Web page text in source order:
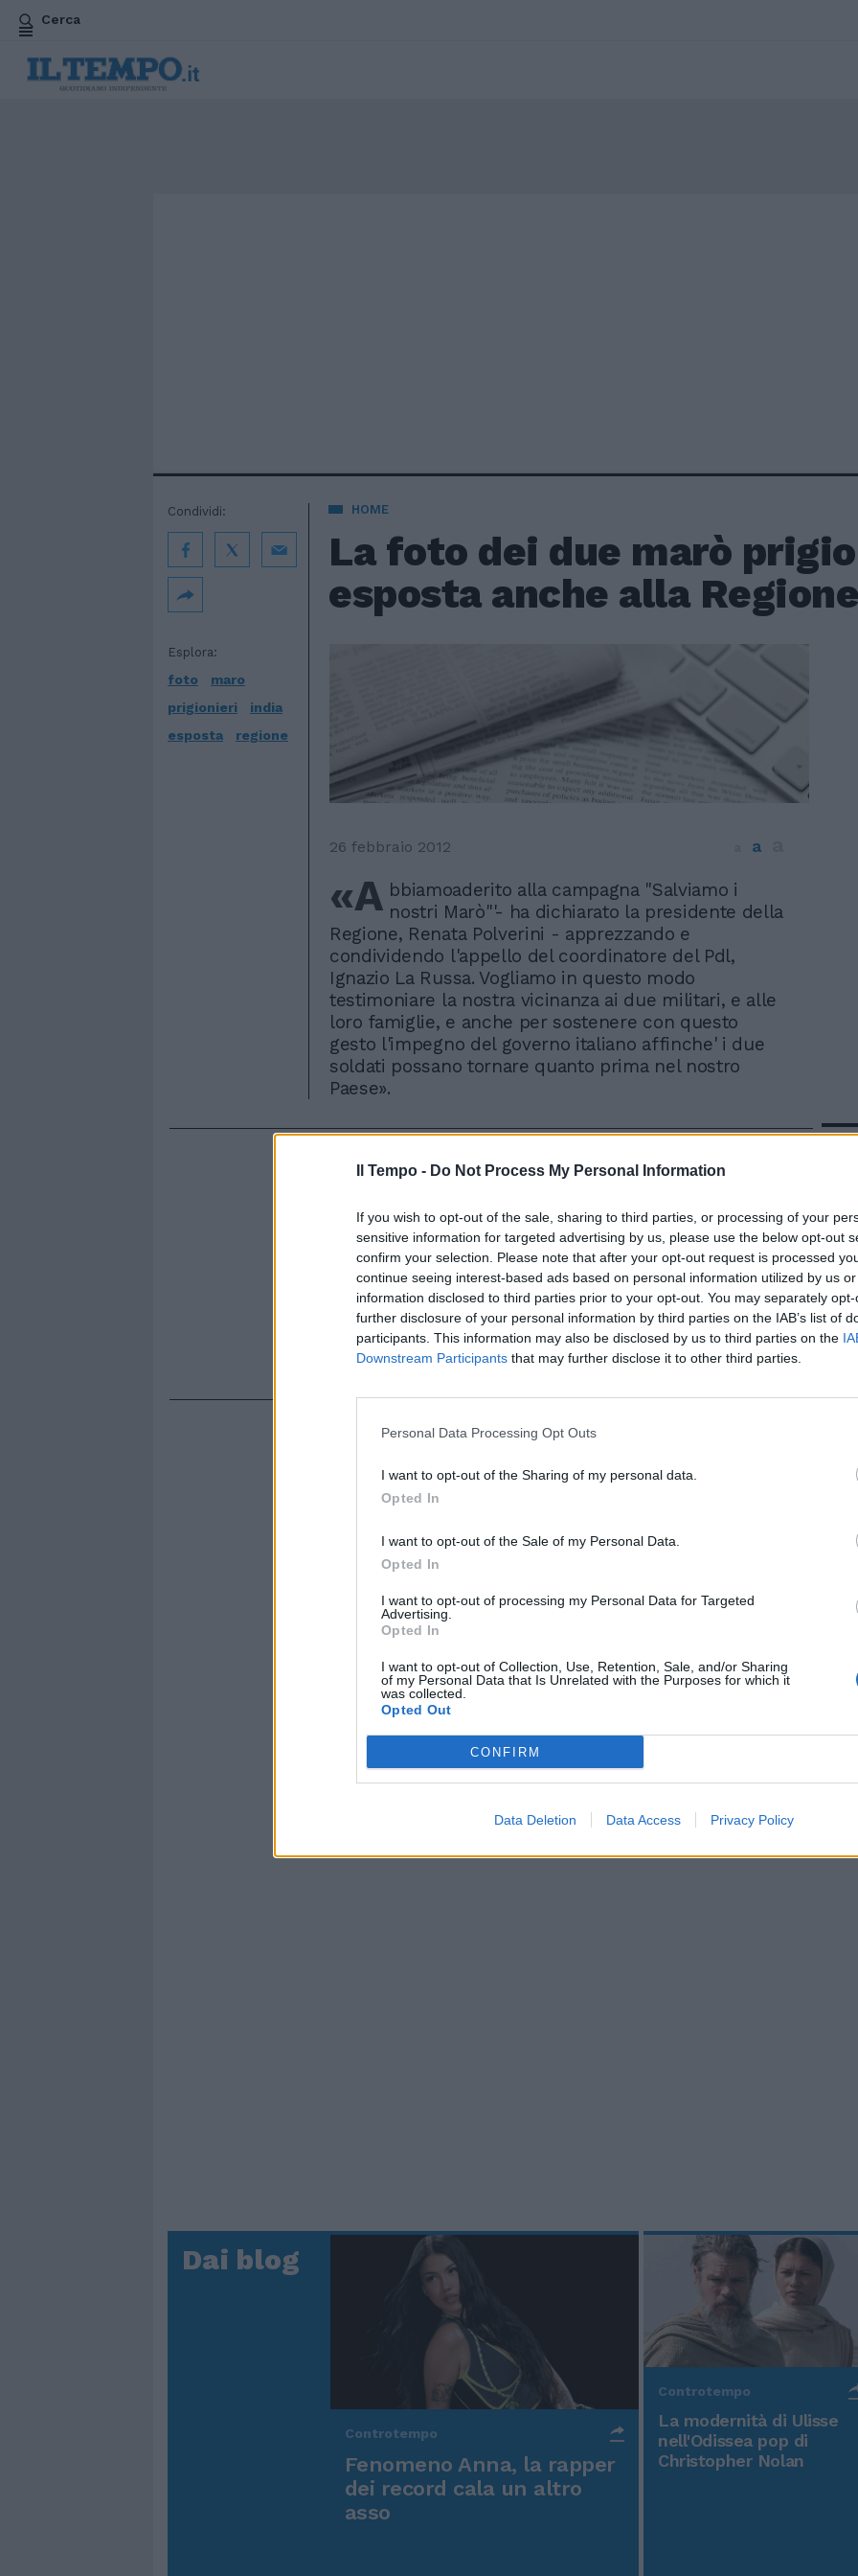
Il Tempo - Do Not Process My Personal Information
If you wish to opt-out of the sale, sharing to third parties, or processing of your
sensitive information for targeted advertising by us, please use the below opt-out
confirm your selection. Please note that after your opt-out request is processed
continue seeing interest-based ads based on personal information utilized by us
information disclosed to third parties prior to your opt-out. You may separately
further disclosure of your personal information by third parties on the IAB’s list of
participants. This information may also be disclosed by us to third parties on the
Downstream Participants that may further disclose it to other third parties.
Personal Data Processing Opt Outs
I want to opt-out of the Sharing of my personal data.
Opted In
I want to opt-out of the Sale of my Personal Data.
Opted In
I want to opt-out of processing my Personal Data for Targeted
Advertising.
Opted In
I want to opt-out of Collection, Use, Retention, Sale, and/or Sharing
of my Personal Data that Is Unrelated with the Purposes for which it
was collected.
Opted Out
CONFIRM
Data Deletion Data Access Privacy Policy
Cerca
HOME
La foto dei due marò
esposta anche alla Regione
Esplora:
foto
maro
prigionieri
india
esposta
regione
Condividi:
26 febbraio 2012 a
«A bbiamoaderito alla campagna "Salviamo i
nostri Marò"'- ha dichiarato la presidente della
Regione, Renata Polverini - apprezzando e
condividendo l'appello del coordinatore del Pdl,
Ignazio La Russa. Vogliamo in questo modo
testimoniare la nostra vicinanza ai due militari, e alle
loro famiglie, e anche per sostenere con questo
gesto l'impegno del governo italiano affinche' i due
soldati possano tornare quanto prima nel nostro
Paese».
In
Rudy Giuliani a Come States?
americana
Dai blog
Controtempo
Fenomeno Anna, la rapper
dei record cala un altro
asso
Controtempo
La modernità di Ulisse
nell'Odissea pop di
Christopher Nolan